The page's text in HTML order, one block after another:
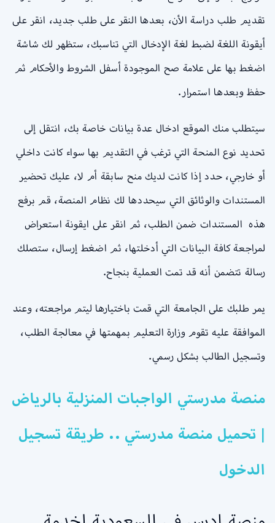
تقديم طلب دراسة الأن، بعدها النقر على طلب جديد، انقر على
أيقونة اللغة لضبط لغة الإدخال التي تناسبك، ستظهر لك شاشة
اضغط بها على علامة صح الموجودة أسفل الشروط والأحكام ثم
حفظ وبعدها استمرار.
سيتطلب منك الموقع ادخال عدة بيانات خاصة بك، انتقل إلى
تحديد نوع المنحة التي ترغب في التقديم بها سواء كانت داخلي
أو خارجي، حدد إذا كانت لديك منح سابقة أم لا، عليك تحضير
المستندات والوثائق التي سيحددها لك نظام المنصة، قم برفع
هذه المستندات ضمن الطلب، ثم انقر على ايقونة استعراض
لمراجعة كافة البيانات التي أدخلتها، ثم اضغط إرسال، ستصلك
رسالة تتضمن أنه قد تمت العملية بنجاح.
يمر طلبك على الجامعة التي قمت باختيارها ليتم مراجعته، وعند
الموافقة عليه تقوم وزارة التعليم بمهمتها في معالجة الطلب،
وتسجيل الطالب بشكل رسمي.
منصة مدرستي الواجبات المنزلية بالرياض
| تحميل منصة مدرستي .. طريقة تسجيل
الدخول